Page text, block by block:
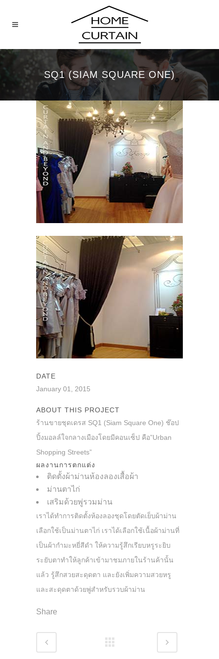
SQ1 (SIAM SQUARE ONE)
DATE
January 01, 2015
ABOUT THIS PROJECT
ร้านขายชุดเดรส SQ1 (Siam Square One) ช๊อป
ปิ้งมอลล์ใจกลางเมืองโดยมีคอนเซ็ป คือ”Urban
Shopping Streets”
ผลงานการตกแต่ง
ติดตั้งผ้าม่านห้องลองเสื้อผ้า
ม่านตาไก่
เสริมด้วยพู่รวมม่าน
เราได้ทำการติดตั้งห้องลองชุดโดยตัดเย็บผ้าม่าน
เลือกใช้เป็นม่านตาไก่ เราได้เลือกใช้เนื้อผ้าม่านที่
เป็นผ้ากำมะหยี่สีดำ ให้ความรู้สึกเรียบหรูระยิบ
ระยับตาทำให้ลูกค้าเข้ามาชมภายในร้านค้านั้น
แล้ว รู้สึกสวยสะดุดตา และยังเพิ่มความสวยหรู
และสะดุดตาด้วยพู่สำหรับรวบผ้าม่าน
Share